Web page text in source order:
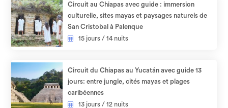
Circuit au Chiapas avec guide : immersion
culturelle, sites mayas et paysages naturels de
San Cristobal à Palenque
15 jours / 14 nuits
Circuit du Chiapas au Yucatán avec guide 13
jours: entre jungle, cités mayas et plages
caribéennes
13 jours / 12 nuits